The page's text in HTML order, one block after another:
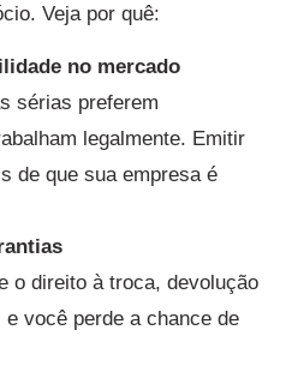
Veja por quê:
no mercado
sérias preferem
legalmente. Emitir
de que sua empresa é
o direito à troca, devolução
você perde a chance de